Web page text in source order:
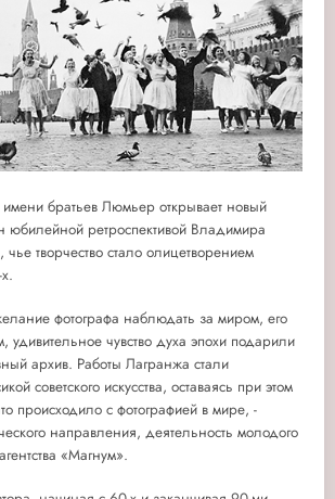
братьев Люмьер открывает новый
юбилейной ретроспективой Владимира
творчество стало олицетворением
фотографа наблюдать за миром, его
чувство духа эпохи подарили
архив. Работы Лагранжа стали
советского искусства, оставаясь при этом
происходило с фотографией в мире, -
направления, деятельность молодого
«Магнум».